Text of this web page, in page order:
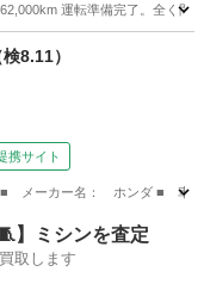
運転準備完了。全く
8.11）
携サイト
■ メーカー名： ホンダ ■
】ミシンを査定
取します